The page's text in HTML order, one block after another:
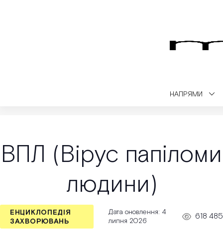
НАПРЯМИ
ВПЛ (Вірус папіломи
людини)
ЕНЦИКЛОПЕДІЯ
ЗАХВОРЮВАНЬ
Дата оновлення: 4
липня 2026
618 485